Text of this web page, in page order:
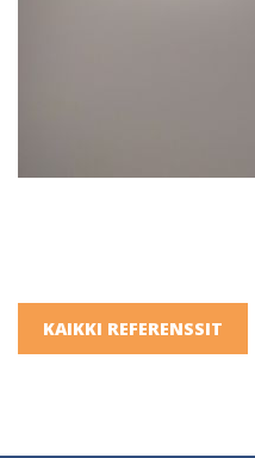
KAIKKI REFERENSSIT